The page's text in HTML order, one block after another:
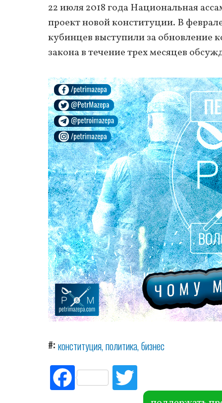
22 июля 2018 года Национальная
проект новой конституции. В
кубинцев выступили за обновление
закона в течение трех месяцев
# конституция политика бизнес
Fac
ebo itte